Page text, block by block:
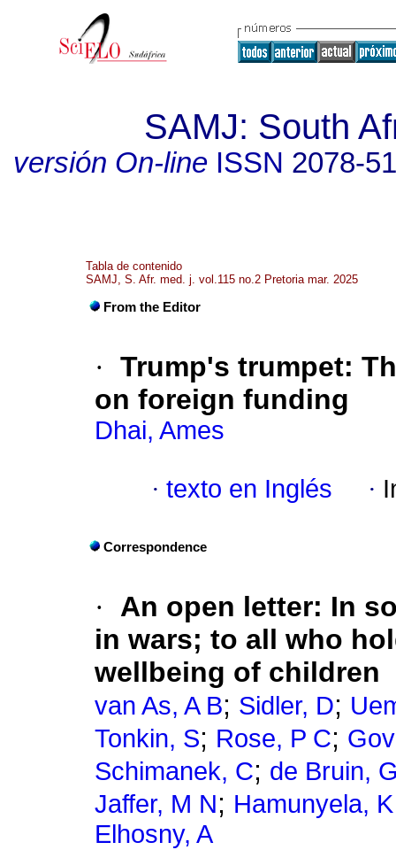
SAMJ: South
versión On-lineISSN 2078-
Tabla de contenido
SAMJ, S. Afr. med. j. vol.115 no.2 Pretoria mar. 2025
From the Editor
· Trump's trumpet:
on foreign funding
Dhai, Ames
· texto en Inglés ·
Correspondence
·
An open letter: In
in wars; to all who
wellbeing of children
van As, A B; Sidler, D;
Tonkin, S; Rose, P C;
Schimanek, C; de Bruin,
Jaffer, M N; Hamunyela,
Elhosny, A